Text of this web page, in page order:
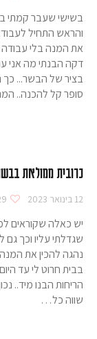
בשישי שעבר קמתי
והראש התחיל
את המנה בלי עבודה
דקה הבנתי מה אני
בציר של הבשר... כך
סופר קל להכנה..
כרובית ממולאת
12 בינואר 2023
יש כאלה שקוראים
שגדלתי עליו וכך
נהגה להכין את
בבית חרוט לי עד
הריחות הבנו מיד..
שווה כל…